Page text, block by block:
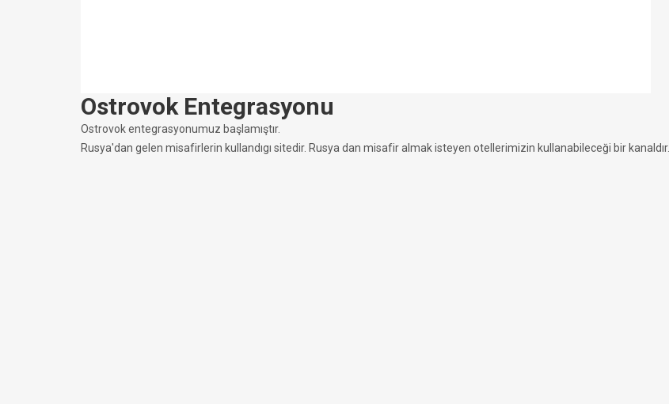
Ostrovok Entegrasyonu
Ostrovok entegrasyonumuz başlamıştır.
Rusya'dan gelen misafirlerin kullandıgı sitedir. Rusya dan misafir almak isteyen otellerimizin kullanabileceği bir kanaldır.